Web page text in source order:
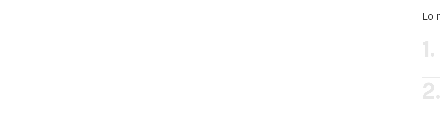
Lo
1.
2.